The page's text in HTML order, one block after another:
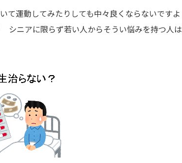
て運動してみたりしても中々良くならないですよ
シニアに限らず若い人からそうい悩みを持つ人は